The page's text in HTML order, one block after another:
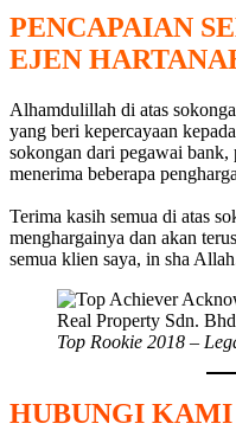
PENCAPAIAN
EJEN
Alhamdulillah di atas
yang beri kepercayaan
sokongan dari pegawai bank,
menerima beberapa
Terima kasih semua di atas
menghargainya dan akan
semua klien saya, in sha
Top Rookie 2018 –
HUBUNGI KAMI